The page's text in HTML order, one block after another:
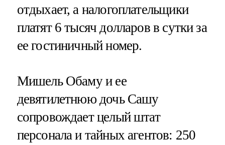
отдыхает, а налогоплательщики
платят 6 тысяч долларов в сутки за
ее гостиничный номер.
Мишель Обаму и ее
девятилетнюю дочь Сашу
сопровождает целый штат
персонала и тайных агентов: 250